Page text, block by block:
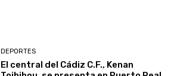
DEPORTES
El central del Cádiz C.F., Kenan